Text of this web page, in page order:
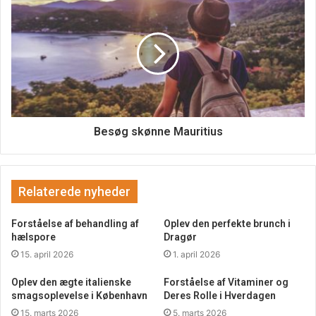
Generel madinspiration her på nettet
Der er rigtig mange forrummer, blogs, hjemmesider og så
videre som berettiger om moderne mad, og hvad der gør
forskellige inspirationer at hente fra i dag, især hvis man
kigger her på nettet. Her er der retter fra hele verden, og
Besøg skønne Mauritius
Relaterede nyheder
Forståelse af behandling af
hælspore
15. april 2026
Oplev den perfekte brunch i
Dragør
1. april 2026
Oplev den ægte italienske
smagsoplevelse i København
15. marts 2026
Forståelse af Vitaminer og
Deres Rolle i Hverdagen
5. marts 2026